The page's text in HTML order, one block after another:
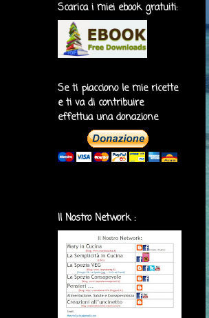
Scarica i miei ebook gratuiti:
Se ti piacciono le mie ricette
e ti va di contribuire
effettua una donazione
Il Nostro Network :